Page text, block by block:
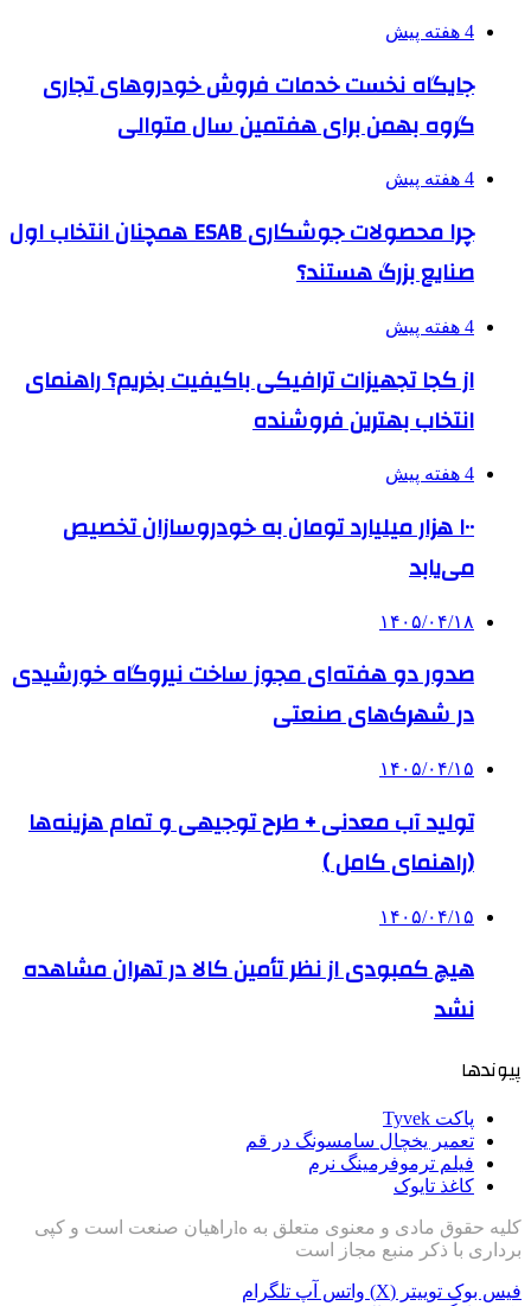
4 هفته پیش
جایگاه نخست خدمات فروش خودروهای تجاری
گروه بهمن برای هفتمین سال متوالی
4 هفته پیش
چرا محصولات جوشکاری ESAB همچنان انتخاب اول
صنایع بزرگ هستند؟
4 هفته پیش
از کجا تجهیزات ترافیکی باکیفیت بخریم؟ راهنمای
انتخاب بهترین فروشنده
4 هفته پیش
۱۰۰ هزار میلیارد تومان به خودروسازان تخصیص
می‌یابد
۱۴۰۵/۰۴/۱۸
صدور دو هفته‌ای مجوز ساخت نیروگاه خورشیدی
در شهرک‌های صنعتی
۱۴۰۵/۰۴/۱۵
تولید آب معدنی + طرح توجیهی و تمام هزینه‌ها
(راهنمای کامل )
۱۴۰۵/۰۴/۱۵
هیچ کمبودی از نظر تأمین کالا در تهران مشاهده
نشد
پیوندها
پاکت Tyvek
تعمیر یخچال سامسونگ در قم
فیلم ترموفرمینگ نرم
کاغذ تایوک
کلیه حقوق مادی و معنوی متعلق به هlراهیان صنعت است و کپی
برداری با ذکر منبع مجاز است
فیس بوک توییتر (X) واتس آپ تلگرام